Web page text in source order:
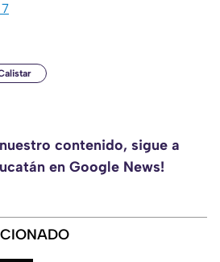
contenido, sigue a
en Google News!